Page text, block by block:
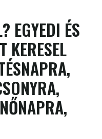
EGYEDI ÉS
KERESEL